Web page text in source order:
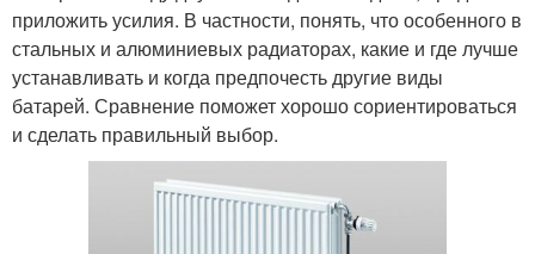
приложить усилия. В частности, понять, что особенного в
стальных и алюминиевых радиаторах, какие и где лучше
устанавливать и когда предпочесть другие виды
батарей. Сравнение поможет хорошо сориентироваться
и сделать правильный выбор.